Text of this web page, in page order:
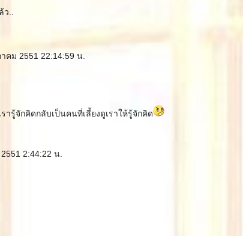
..
คม 2551 22:14:59 น.
รู้จักคิดกลับเป็นคนที่เลี้ยงดูเราให้รู้จักคิด
2:44:22 น.